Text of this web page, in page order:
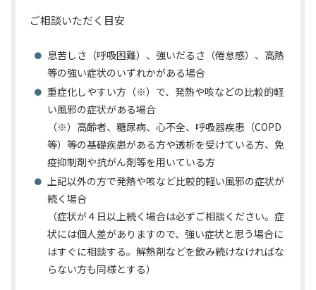
ご相談いただく目安
息苦しさ（呼吸困難）、強いだるさ（倦怠感）、高熱
等の強い症状のいずれかがある場合
重症化しやすい方（※）で、発熱や咳などの比較的軽
い風邪の症状がある場合
（※）高齢者、糖尿病、心不全、呼吸器疾患（COPD
等）等の基礎疾患がある方や透析を受けている方、免
疫抑制剤や抗がん剤等を用いている方
上記以外の方で発熱や咳など比較的軽い風邪の症状が
続く場合
（症状が４日以上続く場合は必ずご相談ください。症
状には個人差がありますので、強い症状と思う場合に
はすぐに相談する。解熱剤などを飲み続けなければな
らない方も同様とする）